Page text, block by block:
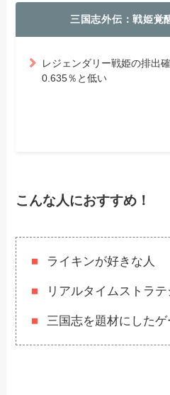
三国志外伝：戦姫覚
レジェンダリー戦姫の排出
0.635％と低い
こんな人におすすめ！
ライキンが好きな人
リアルタイムストラ
三国志を題材にした